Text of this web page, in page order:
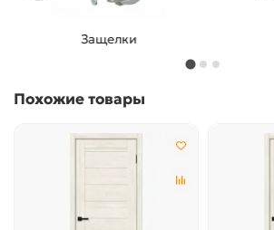
Защелки
Похожие товары